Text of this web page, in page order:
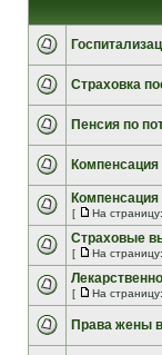
Страховка
Пенсия по
Компенсация
[ На страницу:
Страховые
[ На страницу:
[ На страницу:
Права жены